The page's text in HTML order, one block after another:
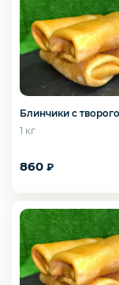
Блинчики с
1 кг
860 ₽